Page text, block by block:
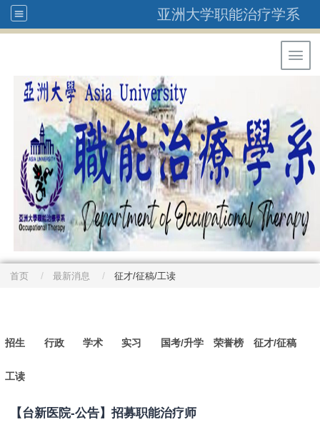
亚洲大学职能治疗学系
首页 最新消息 征才/征稿/工读
招生 行政 学术 实习 国考/升学 荣誉榜 征才/征稿
工读
【台新医院-公告】招募职能治疗师